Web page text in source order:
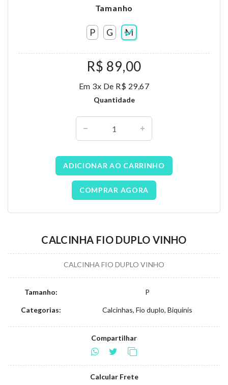
Tamanho
P G M
R$ 89,00
Em 3x De R$ 29,67
Quantidade
ADICIONAR AO CARRINHO
COMPRAR AGORA
CALCINHA FIO DUPLO VINHO
CALCINHA FIO DUPLO VINHO
Tamanho: P
Categorias: Calcinhas, Fio duplo, Biquinis
Compartilhar
Calcular Frete